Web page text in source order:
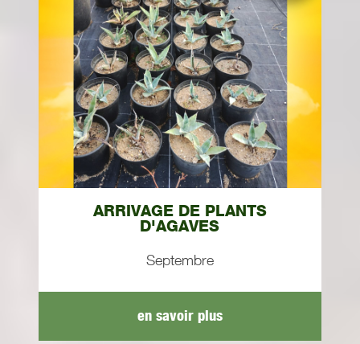
ARRIVAGE DE PLANTS
D'AGAVES
Septembre
en savoir plus